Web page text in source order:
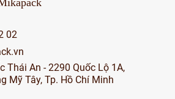
02
Thái An - 2290 Quốc Lộ 1A,
Mỹ Tây, Tp. Hồ Chí Minh